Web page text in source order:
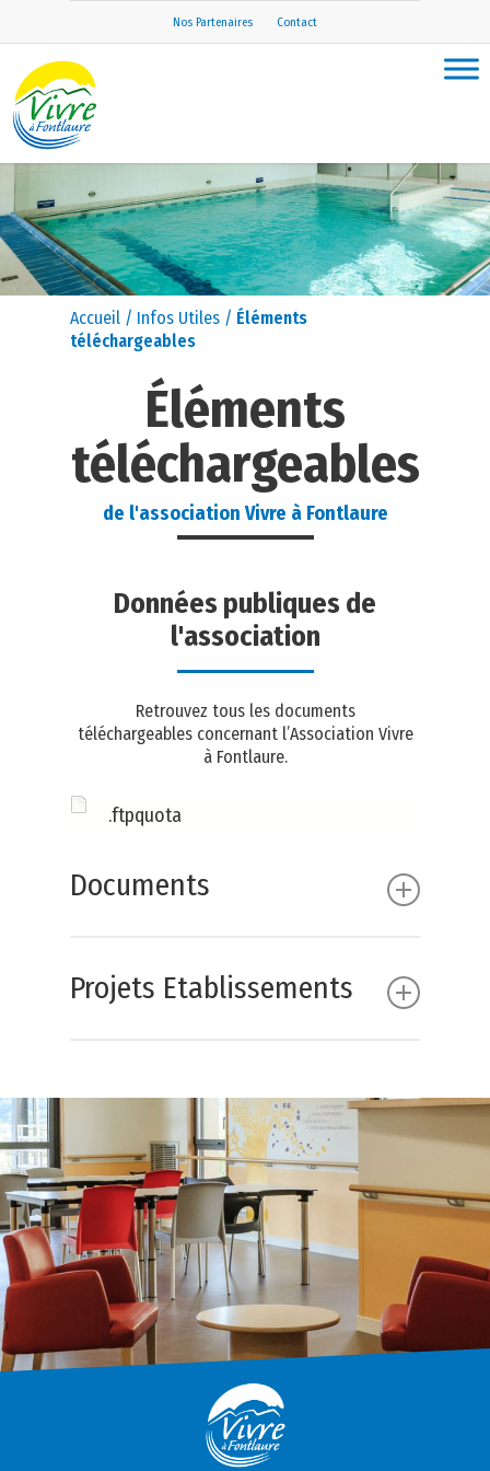
Nos Partenaires Contact
Accueil / Infos Utiles / Éléments
téléchargeables
Éléments
téléchargeables
de l'association Vivre à Fontlaure
Données publiques de
l'association
Retrouvez tous les documents
téléchargeables concernant l’Association Vivre
à Fontlaure.
.ftpquota
Documents
Projets Etablissements